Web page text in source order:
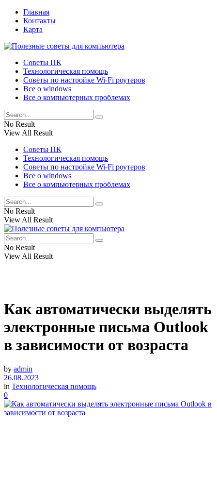
Главная
Контакты
Карта
Советы ПК
Технологическая помощь
Советы по настройке Wi-Fi роутеров
Все о windows
Все о компьютерных проблемах
No Result
View All Result
Советы ПК
Технологическая помощь
Советы по настройке Wi-Fi роутеров
Все о windows
Все о компьютерных проблемах
No Result
View All Result
No Result
View All Result
Как автоматически выделять
электронные письма Outlook
в зависимости от возраста
by admin
26.08.2023
in Технологическая помощь
0